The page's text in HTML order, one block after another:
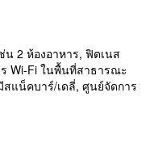
2 ห้องอาหาร, ฟิตเนส
Wi-Fi ในพื้นที่สาธารณะ
แน็คบาร์/เดลี่, ศูนย์จัดการ